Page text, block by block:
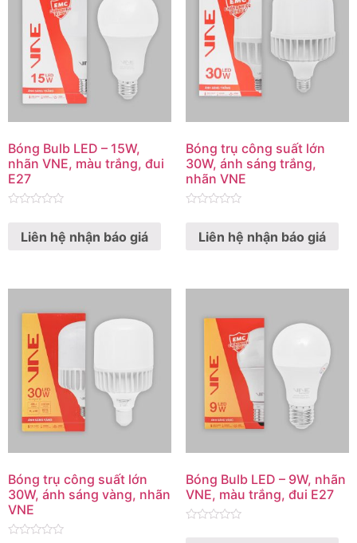
Bóng Bulb LED – 15W,
nhãn VNE, màu trắng, đui
E27
outLiên hệ nhận báo giá
Bóng trụ công suất lớn
30W, ánh sáng trắng,
nhãn VNE
outLiên hệ nhận báo giá
Bóng trụ công suất lớn
30W, ánh sáng vàng, nhãn
VNE
Bóng Bulb LED – 9W, nhãn
VNE, màu trắng, đui E27